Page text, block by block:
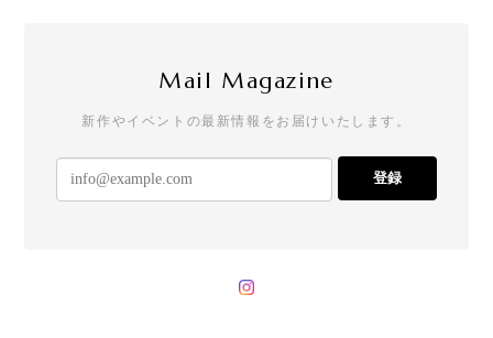
Mail Magazine
新作やイベントの最新情報をお届けいたします。
登録